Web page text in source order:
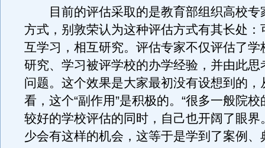
目前的评估采取的是教育部组织高校专
方式，别敦荣认为这种评估方式有其长处：
互学习，相互研究。评估专家不仅评估了学
研究、学习被评学校的办学经验，并由此思
问题。这个效果是大家最初没有设想到的，
看，这个“副作用”是积极的。“很多一般院
较好的学校评估的同时，自己也开阔了眼界
少会有这样的机会，这等于是学到了案例、